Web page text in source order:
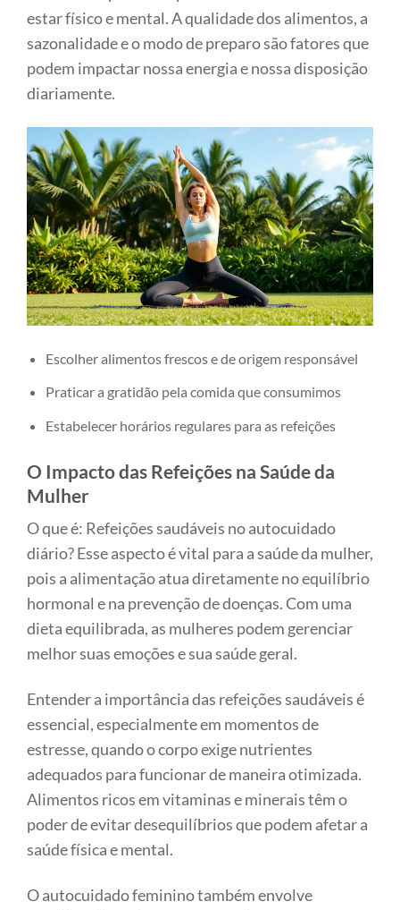
estar físico e mental. A qualidade dos alimentos, a
sazonalidade e o modo de preparo são fatores que
podem impactar nossa energia e nossa disposição
diariamente.
Escolher alimentos frescos e de origem responsável
Praticar a gratidão pela comida que consumimos
Estabelecer horários regulares para as refeições
O Impacto das Refeições na Saúde da
Mulher
O que é: Refeições saudáveis no autocuidado
diário? Esse aspecto é vital para a saúde da mulher,
pois a alimentação atua diretamente no equilíbrio
hormonal e na prevenção de doenças. Com uma
dieta equilibrada, as mulheres podem gerenciar
melhor suas emoções e sua saúde geral.
Entender a importância das refeições saudáveis é
essencial, especialmente em momentos de
estresse, quando o corpo exige nutrientes
adequados para funcionar de maneira otimizada.
Alimentos ricos em vitaminas e minerais têm o
poder de evitar desequilíbrios que podem afetar a
saúde física e mental.
O autocuidado feminino também envolve